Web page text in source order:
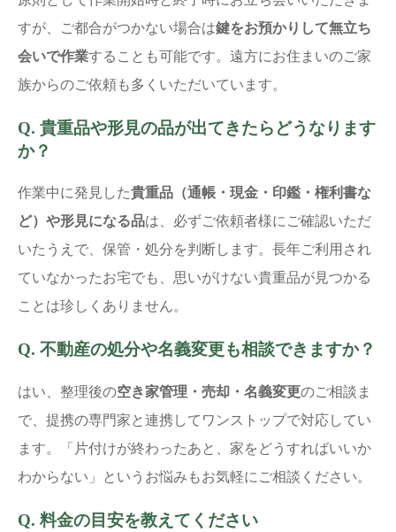
すが、ご都合がつかない場合は鍵をお預かりして無立ち
会いで作業することも可能です。遠方にお住まいのご家
族からのご依頼も多くいただいています。
Q. 貴重品や形見の品が出てきたらどうなります
か？
作業中に発見した貴重品（通帳・現金・印鑑・権利書な
ど）や形見になる品は、必ずご依頼者様にご確認いただ
いたうえで、保管・処分を判断します。長年ご利用され
ていなかったお宅でも、思いがけない貴重品が見つかる
ことは珍しくありません。
Q. 不動産の処分や名義変更も相談できますか？
はい、整理後の空き家管理・売却・名義変更のご相談ま
で、提携の専門家と連携してワンストップで対応してい
ます。「片付けが終わったあと、家をどうすればいいか
わからない」というお悩みもお気軽にご相談ください。
Q. 料金の目安を教えてください